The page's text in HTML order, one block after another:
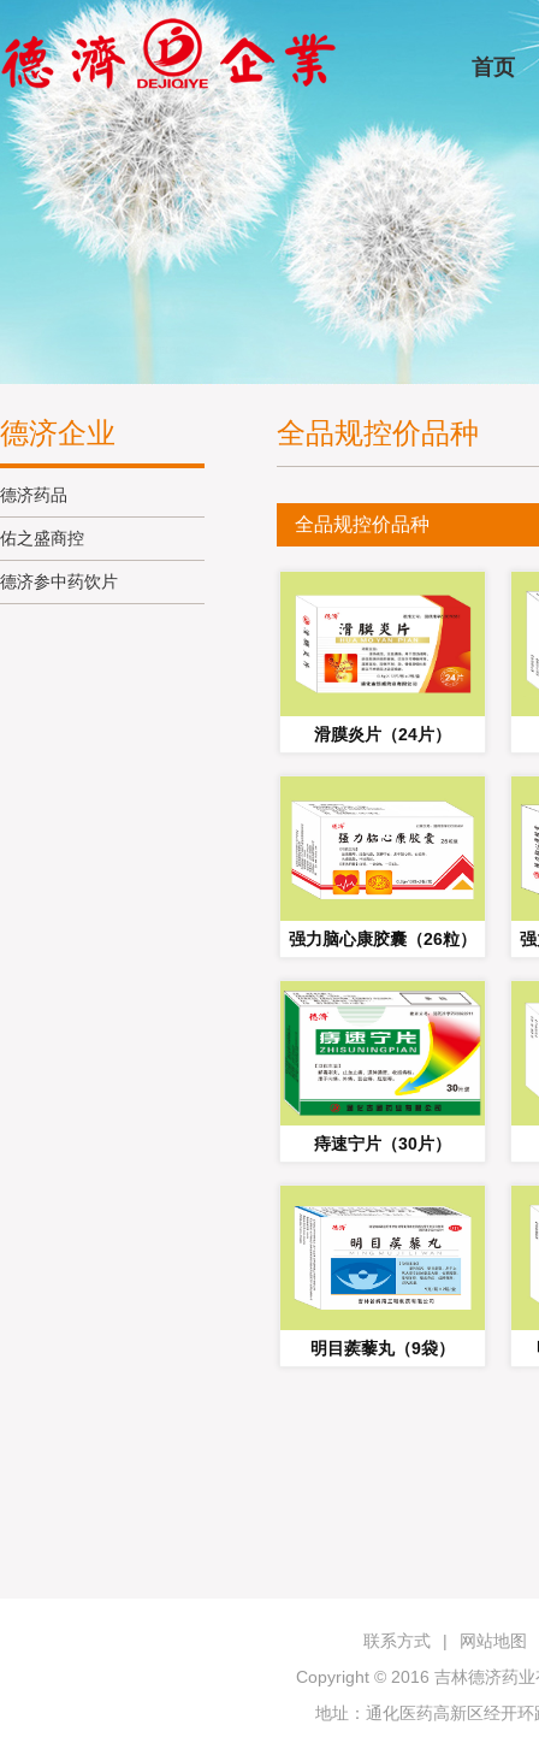
首页
德济企业
德济药品
佑之盛商控
德济参中药饮片
全品规控价品种
全品规控价品种
滑膜炎片（24片）
强力脑心康胶囊（26粒）
痔速宁片（30片）
明目蒺藜丸（9袋）
联系方式 |
网站地图
Copyright © 2016 吉林德济药
地址：通化医药高新区经开